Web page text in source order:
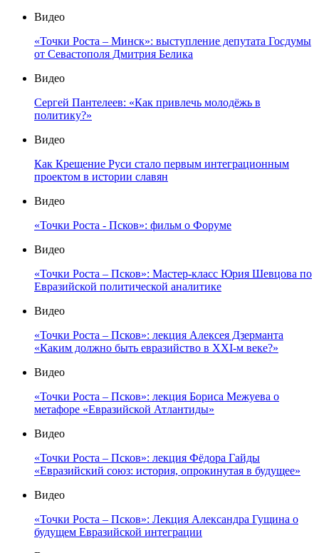
Видео
«Точки Роста – Минск»: выступление депутата Госдумы
от Севастополя Дмитрия Белика
Видео
Сергей Пантелеев: «Как привлечь молодёжь в
политику?»
Видео
Как Крещение Руси стало первым интеграционным
проектом в истории славян
Видео
«Точки Роста - Псков»: фильм о Форуме
Видео
«Точки Роста – Псков»: Мастер-класс Юрия Шевцова по
Евразийской политической аналитике
Видео
«Точки Роста – Псков»: лекция Алексея Дзерманта
«Каким должно быть евразийство в XXI-м веке?»
Видео
«Точки Роста – Псков»: лекция Бориса Межуева о
метафоре «Евразийской Атлантиды»
Видео
«Точки Роста – Псков»: лекция Фёдора Гайды
«Евразийский союз: история, опрокинутая в будущее»
Видео
«Точки Роста – Псков»: Лекция Александра Гущина о
будущем Евразийской интеграции